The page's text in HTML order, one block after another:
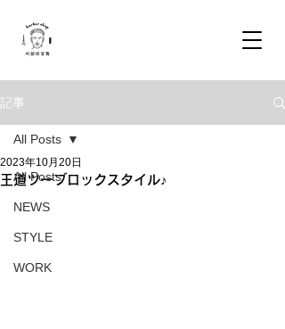
記事
All Posts
NEWS
STYLE
WORK
All Posts
王道ツーブロックスタイル♪
2023年10月20日